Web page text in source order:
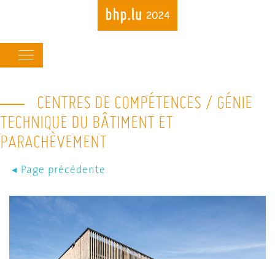
Skip
to
main
navigation
CENTRES DE COMPÉTENCES / GÉNIE
TECHNIQUE DU BÂTIMENT ET
PARACHÈVEMENT